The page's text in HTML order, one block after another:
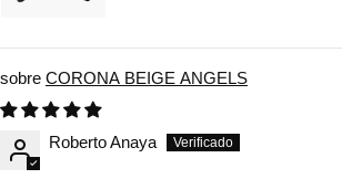
CORONA BEIGE ANGELS
Roberto Anaya